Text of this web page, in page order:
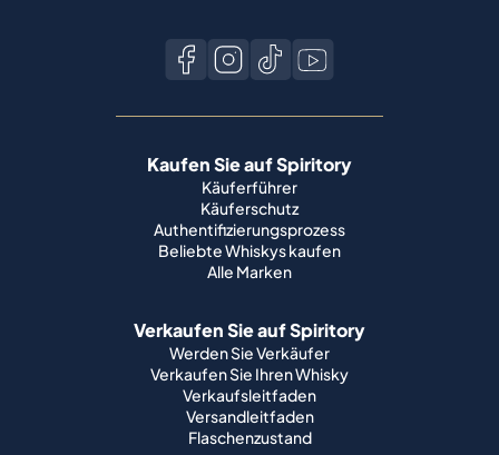
Kaufen Sie auf Spiritory
Käuferführer
Käuferschutz
Authentifizierungsprozess
Beliebte Whiskys kaufen
Alle Marken
Verkaufen Sie auf Spiritory
Werden Sie Verkäufer
Verkaufen Sie Ihren Whisky
Verkaufsleitfaden
Versandleitfaden
Flaschenzustand